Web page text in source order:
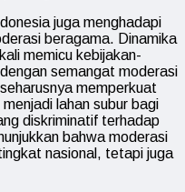
juga menghadapi
beragama. Dinamika
memicu kebijakan-
semangat moderasi
memperkuat
lahan subur bagi
diskriminatif terhadap
bahwa moderasi
nasional, tetapi juga